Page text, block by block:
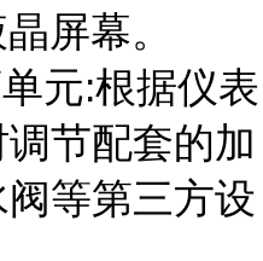
屏幕。
元:根据仪表
节配套的加
等第三方设